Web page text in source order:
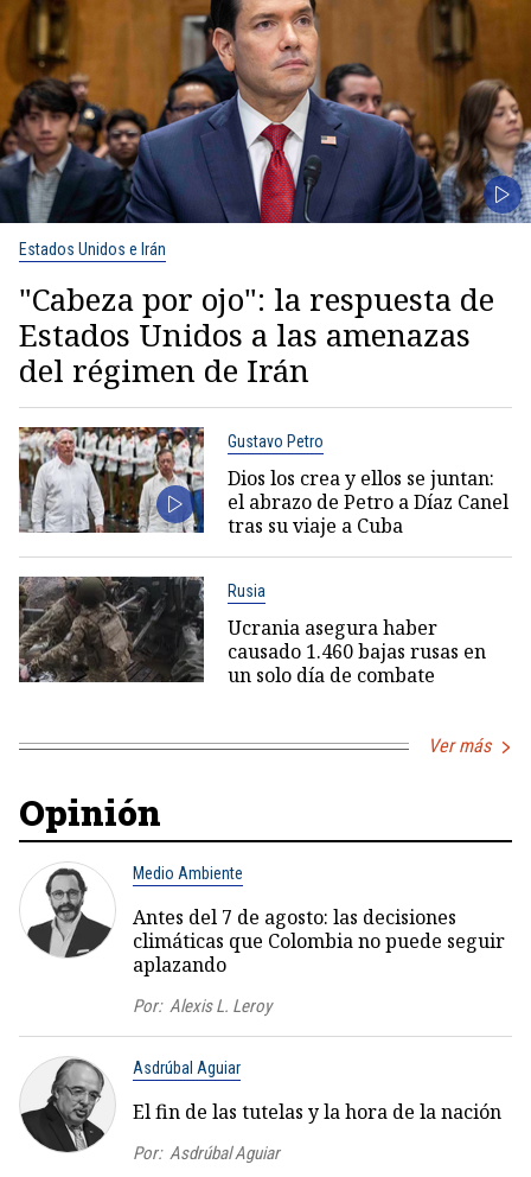
Estados Unidos e Irán
"Cabeza por ojo": la respuesta de
Estados Unidos a las amenazas
del régimen de Irán
Gustavo Petro
Dios los crea y ellos se juntan:
el abrazo de Petro a Díaz Canel
tras su viaje a Cuba
Rusia
Ucrania asegura haber
causado 1.460 bajas rusas en
un solo día de combate
Ver más
Opinión
Medio Ambiente
Antes del 7 de agosto: las decisiones
climáticas que Colombia no puede seguir
aplazando
Por: Alexis L. Leroy
Asdrúbal Aguiar
El fin de las tutelas y la hora de la nación
Por: Asdrúbal Aguiar